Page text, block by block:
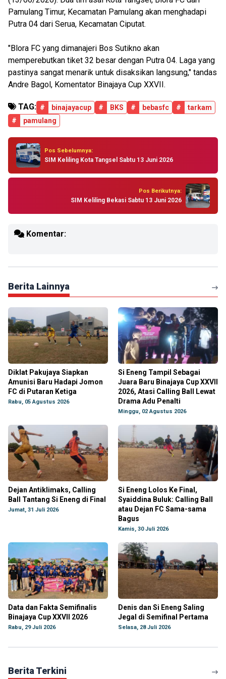
Pamulang Timur, Kecamatan Pamulang akan menghadapi
Putra 04 dari Serua, Kecamatan Ciputat.
"Blora FC yang dimanajeri Bos Sutikno akan
memperebutkan tiket 32 besar dengan Putra 04. Laga yang
pastinya sangat menarik untuk disaksikan langsung," tandas
Andre Bagol, Komentator Binajaya Cup XXVII.
TAG: # binajayacup # BKS # bebasfc #
tarkam
#
pamulang
Pos Sebelumnya:
SIM Keliling Kota Tangsel Sabtu 13 Juni 2026
Pos Berikutnya:
SIM Keliling Bekasi Sabtu 13 Juni 2026
Komentar:
Berita Lainnya
Diklat Pakujaya Siapkan
Amunisi Baru Hadapi Jomon
FC di Putaran Ketiga
Rabu, 05 Agustus 2026
Si Eneng Tampil Sebagai
Juara Baru Binajaya Cup XXVII
2026, Atasi Calling Ball Lewat
Drama Adu Penalti
Minggu, 02 Agustus 2026
Dejan Antiklimaks, Calling
Ball Tantang Si Eneng di Final
Jumat, 31 Juli 2026
Si Eneng Lolos Ke Final,
Syaiddina Buluk: Calling Ball
atau Dejan FC Sama-sama
Bagus
Kamis, 30 Juli 2026
Data dan Fakta Semifinalis
Binajaya Cup XXVII 2026
Rabu, 29 Juli 2026
Denis dan Si Eneng Saling
Jegal di Semifinal Pertama
Selasa, 28 Juli 2026
Berita Terkini